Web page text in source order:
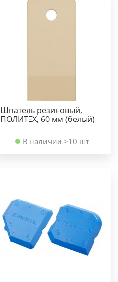
Шпатель резиновый,
ПОЛИТЕХ, 60 мм (белый)
В наличии >10 шт